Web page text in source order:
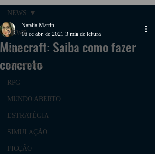
NEWS
AÇÃO
AVENTURA
RPG
MUNDO ABERTO
ESTRATÉGIA
SIMULAÇÃO
FICÇÃO
NEWS
Minecraft: Saiba como fazer
concreto
Natália Martin
16 de abr. de 2021 3 min de leitura